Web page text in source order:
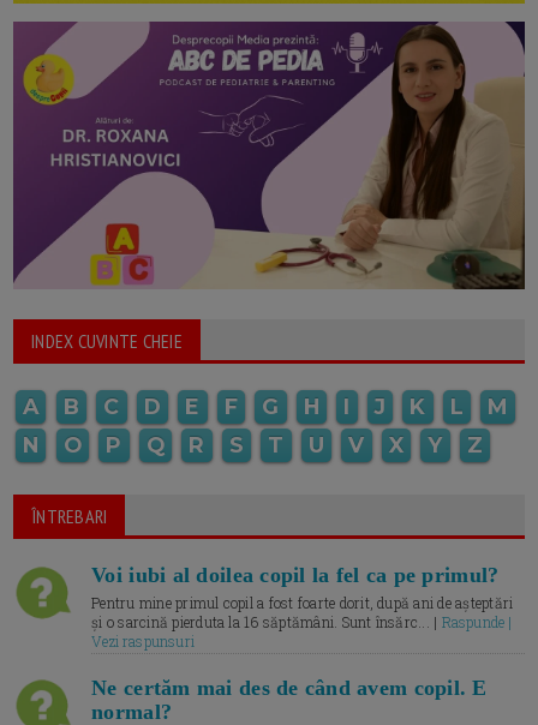
INDEX CUVINTE CHEIE
A B C D E F G H I J K L
M
N
O P Q R S T U V X Y Z
ÎNTREBARI
Voi iubi al doilea copil la fel ca pe primul?
Pentru mine primul copil a fost foarte dorit, după ani de așteptări
și o sarcină pierduta la 16 săptămâni. Sunt însărc... | Raspunde |
Vezi raspunsuri
Ne certăm mai des de când avem copil. E
normal?